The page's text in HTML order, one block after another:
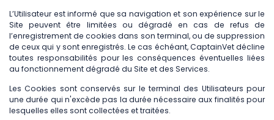
L’Utilisateur est informé que sa navigation et son expérience sur le
Site peuvent être limitées ou dégradé en cas de refus de
l’enregistrement de cookies dans son terminal, ou de suppression
de ceux qui y sont enregistrés. Le cas échéant, CaptainVet décline
toutes responsabilités pour les conséquences éventuelles liées
au fonctionnement dégradé du Site et des Services.
Les Cookies sont conservés sur le terminal des Utilisateurs pour
une durée qui n'excède pas la durée nécessaire aux finalités pour
lesquelles elles sont collectées et traitées.